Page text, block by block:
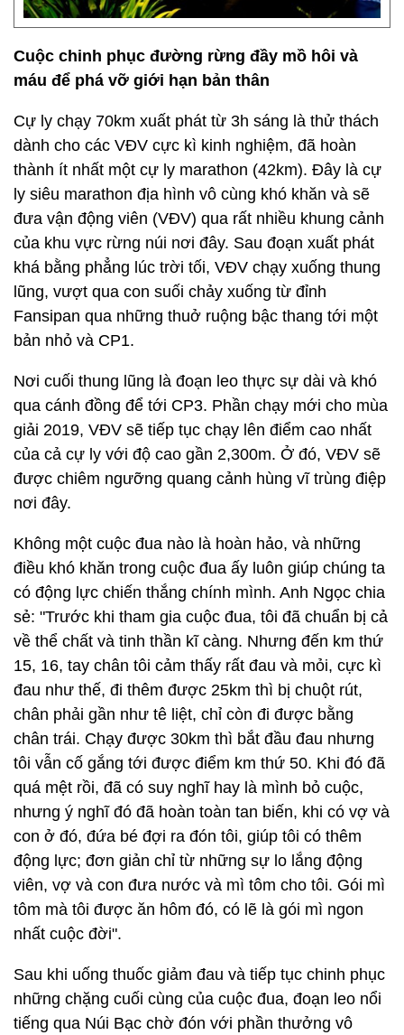
Cuộc chinh phục đường rừng đầy mồ hôi và
máu để phá vỡ giới hạn bản thân
Cự ly chạy 70km xuất phát từ 3h sáng là thử thách
dành cho các VĐV cực kì kinh nghiệm, đã hoàn
thành ít nhất một cự ly marathon (42km). Đây là cự
ly siêu marathon địa hình vô cùng khó khăn và sẽ
đưa vận động viên (VĐV) qua rất nhiều khung cảnh
của khu vực rừng núi nơi đây. Sau đoạn xuất phát
khá bằng phẳng lúc trời tối, VĐV chạy xuống thung
lũng, vượt qua con suối chảy xuống từ đỉnh
Fansipan qua những thuở ruộng bậc thang tới một
bản nhỏ và CP1.
Nơi cuối thung lũng là đoạn leo thực sự dài và khó
qua cánh đồng để tới CP3. Phần chạy mới cho mùa
giải 2019, VĐV sẽ tiếp tục chạy lên điểm cao nhất
của cả cự ly với độ cao gần 2,300m. Ở đó, VĐV sẽ
được chiêm ngưỡng quang cảnh hùng vĩ trùng điệp
nơi đây.
Không một cuộc đua nào là hoàn hảo, và những
điều khó khăn trong cuộc đua ấy luôn giúp chúng ta
có động lực chiến thắng chính mình. Anh Ngọc chia
sẻ: "Trước khi tham gia cuộc đua, tôi đã chuẩn bị cả
về thể chất và tinh thần kĩ càng. Nhưng đến km thứ
15, 16, tay chân tôi cảm thấy rất đau và mỏi, cực kì
đau như thế, đi thêm được 25km thì bị chuột rút,
chân phải gần như tê liệt, chỉ còn đi được bằng
chân trái. Chạy được 30km thì bắt đầu đau nhưng
tôi vẫn cố gắng tới được điểm km thứ 50. Khi đó đã
quá mệt rồi, đã có suy nghĩ hay là mình bỏ cuộc,
nhưng ý nghĩ đó đã hoàn toàn tan biến, khi có vợ và
con ở đó, đứa bé đợi ra đón tôi, giúp tôi có thêm
động lực; đơn giản chỉ từ những sự lo lắng động
viên, vợ và con đưa nước và mì tôm cho tôi. Gói mì
tôm mà tôi được ăn hôm đó, có lẽ là gói mì ngon
nhất cuộc đời".
Sau khi uống thuốc giảm đau và tiếp tục chinh phục
những chặng cuối cùng của cuộc đua, đoạn leo nổi
tiếng qua Núi Bạc chờ đón với phần thưởng vô